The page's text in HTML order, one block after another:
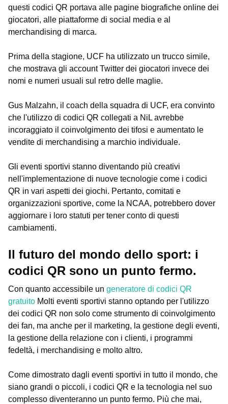
questi codici QR portava alle pagine biografiche online dei
giocatori, alle piattaforme di social media e al
merchandising di marca.
Prima della stagione, UCF ha utilizzato un trucco simile,
che mostrava gli account Twitter dei giocatori invece dei
nomi e numeri usuali sul retro delle maglie.
Gus Malzahn, il coach della squadra di UCF, era convinto
che l'utilizzo di codici QR collegati a NiL avrebbe
incoraggiato il coinvolgimento dei tifosi e aumentato le
vendite di merchandising a marchio individuale.
Gli eventi sportivi stanno diventando più creativi
nell'implementazione di nuove tecnologie come i codici
QR in vari aspetti dei giochi. Pertanto, comitati e
organizzazioni sportive, come la NCAA, potrebbero dover
aggiornare i loro statuti per tener conto di questi
cambiamenti.
Il futuro del mondo dello sport: i
codici QR sono un punto fermo.
Con quanto accessibile un generatore di codici QR
gratuito Molti eventi sportivi stanno optando per l'utilizzo
dei codici QR non solo come strumento di coinvolgimento
dei fan, ma anche per il marketing, la gestione degli eventi,
la gestione della relazione con i clienti, i programmi
fedeltà, i merchandising e molto altro.
Come dimostrato dagli eventi sportivi in tutto il mondo, che
siano grandi o piccoli, i codici QR e la tecnologia nel suo
complesso diventeranno un punto fermo. Più che mai,